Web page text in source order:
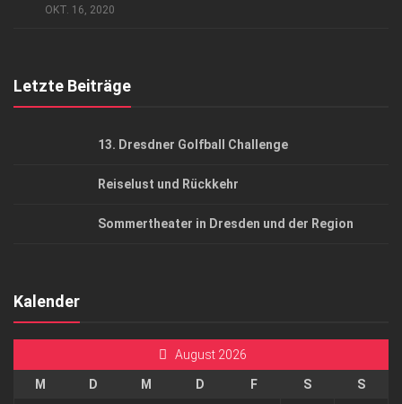
OKT. 16, 2020
Letzte Beiträge
13. Dresdner Golfball Challenge
Reiselust und Rückkehr
Sommertheater in Dresden und der Region
Kalender
August 2026
M D M D F S
S